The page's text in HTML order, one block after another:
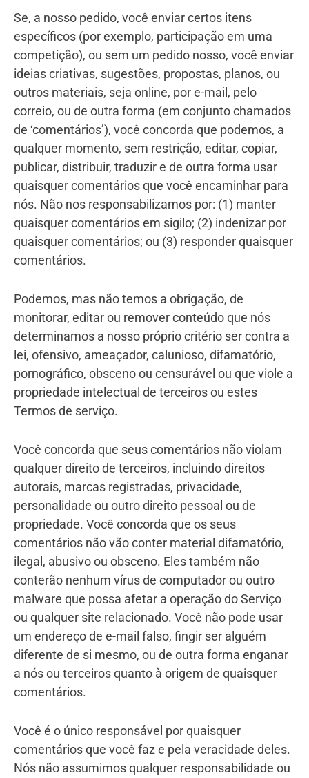
Se, a nosso pedido, você enviar certos itens
específicos (por exemplo, participação em uma
competição), ou sem um pedido nosso, você enviar
ideias criativas, sugestões, propostas, planos, ou
outros materiais, seja online, por e-mail, pelo
correio, ou de outra forma (em conjunto chamados
de ‘comentários’), você concorda que podemos, a
qualquer momento, sem restrição, editar, copiar,
publicar, distribuir, traduzir e de outra forma usar
quaisquer comentários que você encaminhar para
nós. Não nos responsabilizamos por: (1) manter
quaisquer comentários em sigilo; (2) indenizar por
quaisquer comentários; ou (3) responder quaisquer
comentários.
Podemos, mas não temos a obrigação, de
monitorar, editar ou remover conteúdo que nós
determinamos a nosso próprio critério ser contra a
lei, ofensivo, ameaçador, calunioso, difamatório,
pornográfico, obsceno ou censurável ou que viole a
propriedade intelectual de terceiros ou estes
Termos de serviço.
Você concorda que seus comentários não violam
qualquer direito de terceiros, incluindo direitos
autorais, marcas registradas, privacidade,
personalidade ou outro direito pessoal ou de
propriedade. Você concorda que os seus
comentários não vão conter material difamatório,
ilegal, abusivo ou obsceno. Eles também não
conterão nenhum vírus de computador ou outro
malware que possa afetar a operação do Serviço
ou qualquer site relacionado. Você não pode usar
um endereço de e-mail falso, fingir ser alguém
diferente de si mesmo, ou de outra forma enganar
a nós ou terceiros quanto à origem de quaisquer
comentários.
Você é o único responsável por quaisquer
comentários que você faz e pela veracidade deles.
Nós não assumimos qualquer responsabilidade ou